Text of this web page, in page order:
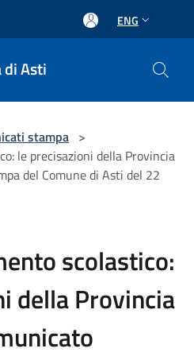
ENG
Asti
stampa >
le precisazioni della Provincia
del Comune di Asti del 22
scolastico:
della Provincia